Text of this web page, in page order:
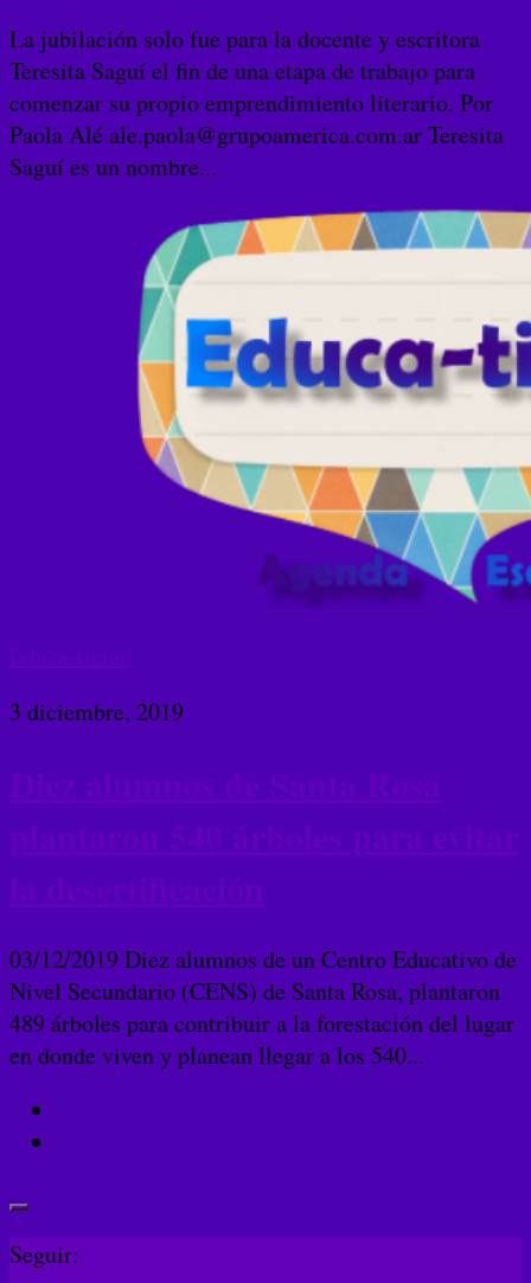
La jubilación solo fue para la docente y escritora
Teresita Saguí el fin de una etapa de trabajo para
comenzar su propio emprendimiento literario. Por
Paola Alé ale.paola@grupoamerica.com.ar Teresita
Saguí es un nombre...
3 diciembre, 2019
03/12/2019 Diez alumnos de un Centro Educativo de
Nivel Secundario (CENS) de Santa Rosa, plantaron
489 árboles para contribuir a la forestación del lugar
en donde viven y planean llegar a los 540...
Seguir: